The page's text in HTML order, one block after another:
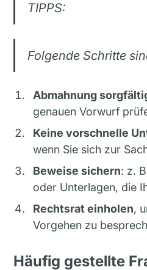
TIPPS:
Folgende Schritte
Abmahnung
genauen Vorwurf
Keine vorschnelle
wenn Sie sich zur
Beweise sichern: z.
oder Unterlagen, die
Rechtsrat einholen,
Vorgehen zu
Häufig gestellte